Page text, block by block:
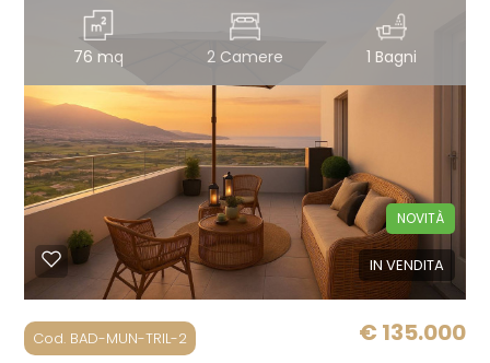
76 mq 2 Camere 1 Bagni
IN VENDITA
NOVITÀ
Cod. BAD-MUN-TRIL-2 € 135.000
Locali
minimi
Qualsiasi
1